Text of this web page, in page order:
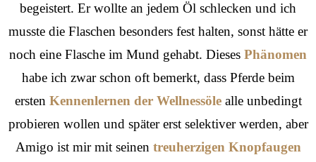
begeistert. Er wollte an jedem Öl schlecken und ich
musste die Flaschen besonders fest halten, sonst hätte er
noch eine Flasche im Mund gehabt. Dieses Phänomen
habe ich zwar schon oft bemerkt, dass Pferde beim
ersten Kennenlernen der Wellnessölealle unbedingt
probieren wollen und später erst selektiver werden, aber
Amigo ist mir mit seinen treuherzigen Knopfaugen